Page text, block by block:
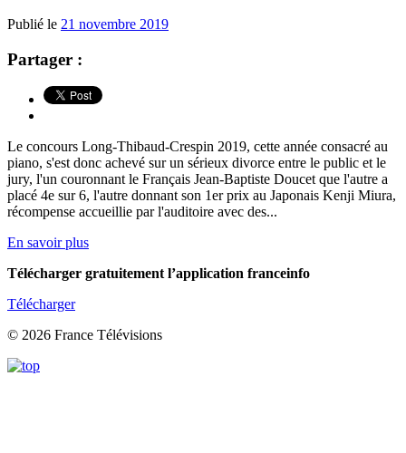
Publié le 21 novembre 2019
Partager :
Le concours Long-Thibaud-Crespin 2019, cette année consacré au
piano, s'est donc achevé sur un sérieux divorce entre le public et le
jury, l'un couronnant le Français Jean-Baptiste Doucet que l'autre a
placé 4e sur 6, l'autre donnant son 1er prix au Japonais Kenji Miura,
récompense accueillie par l'auditoire avec des...
En savoir plus
Télécharger gratuitement l’application franceinfo
Télécharger
© 2026 France Télévisions